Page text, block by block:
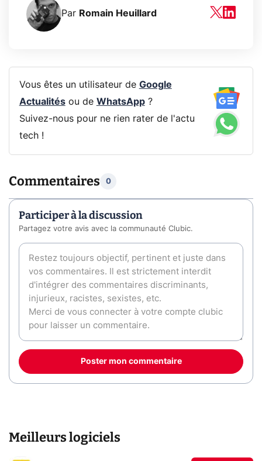
Par Romain Heuillard
Vous êtes un utilisateur de Google
Actualitésou de WhatsApp?
Suivez-nous pour ne rien rater de l'actu
tech !
Commentaires 0
Participer à la discussion
Partagez votre avis avec la communauté Clubic.
Poster mon commentaire
Meilleurs logiciels